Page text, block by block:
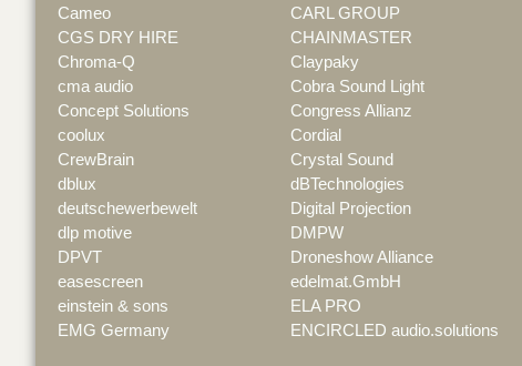
Cameo
CARL GROUP
CGS DRY HIRE
CHAINMASTER
Chroma-Q
Claypaky
cma audio
Cobra Sound Light
Concept Solutions
Congress Allianz
coolux
Cordial
CrewBrain
Crystal Sound
dblux
dBTechnologies
deutschewerbewelt
Digital Projection
dlp motive
DMPW
DPVT
Droneshow Alliance
easescreen
edelmat.GmbH
einstein & sons
ELA PRO
EMG Germany
ENCIRCLED audio.solutions